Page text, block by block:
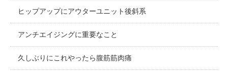
ヒップアップにアウターユニット後斜系
アンチエイジングに重要なこと
久しぶりにこれやったら腹筋筋肉痛